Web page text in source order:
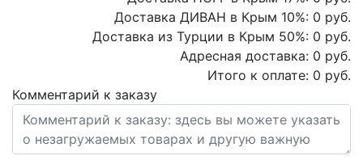
Доставка ДИВАН в Крым 10%: 0 руб.
Доставка из Турции в Крым 50%: 0 руб.
Адресная доставка: 0 руб.
Итого к оплате: 0 руб.
Комментарий к заказу